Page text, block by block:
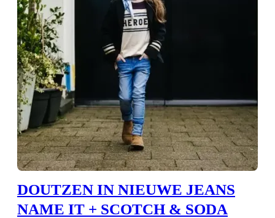
DOUTZEN IN NIEUWE JEANS
NAME IT + SCOTCH & SODA